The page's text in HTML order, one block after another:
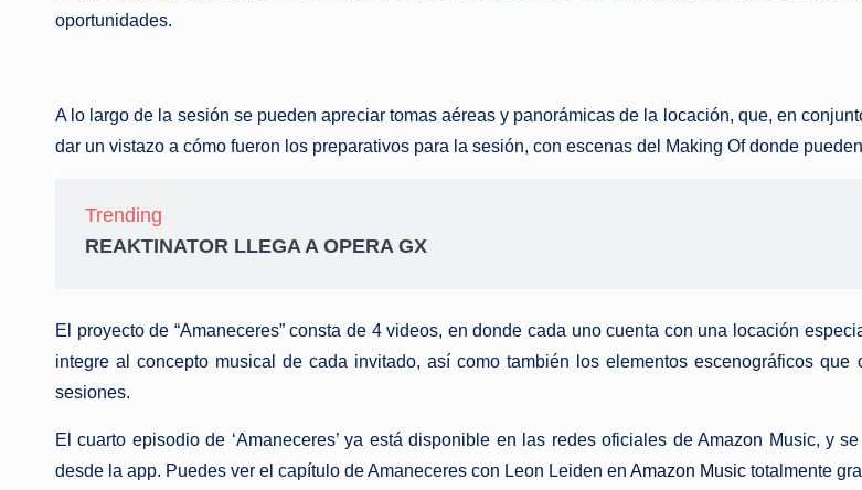
oportunidades.
A lo largo de la sesión se pueden apreciar tomas aéreas y panorámicas de la locación, que, en
dar un vistazo a cómo fueron los preparativos para la sesión, con escenas del Making Of donde
Trending
REAKTINATOR LLEGA A OPERA GX
El proyecto de “Amaneceres” consta de 4 videos, en donde cada uno cuenta con una locación
integre al concepto musical de cada invitado, así como también los elementos escenográficos
sesiones.
El cuarto episodio de ‘Amaneceres’ ya está disponible en las redes oficiales de Amazon Music, y
desde la app. Puedes ver el capítulo de Amaneceres con Leon Leiden en Amazon Music totalmente